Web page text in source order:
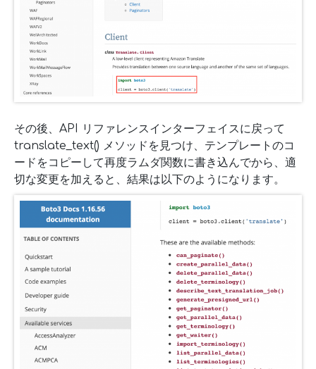
その後、API リファレンスインターフェイスに戻って
translate_text() メソッドを見つけ、テンプレートのコ
ードをコピーして再度ラムダ関数に書き込んでから、適
切な変更を加えると、結果は以下のようになります。